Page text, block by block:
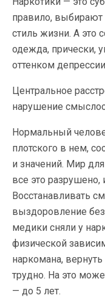
правило,
стиль жизни. А это
одежда, прически,
оттенком
Центральное
нарушение
Нормальный
плотского в нем,
и значений. Мир
все это
Восстанавливать
выздоровление
медики сняли у
физической
наркомана,
трудно. На это
— до 5 лет.